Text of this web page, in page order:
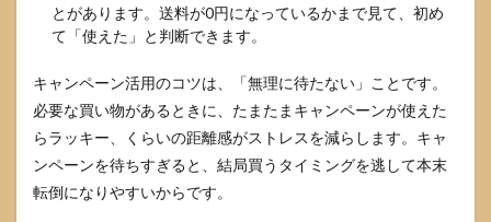
とがあります。送料が0円になっているかまで見て、初め
て「使えた」と判断できます。
キャンペーン活用のコツは、「無理に待たない」ことです。
必要な買い物があるときに、たまたまキャンペーンが使えた
らラッキー、くらいの距離感がストレスを減らします。キャ
ンペーンを待ちすぎると、結局買うタイミングを逃して本末
転倒になりやすいからです。